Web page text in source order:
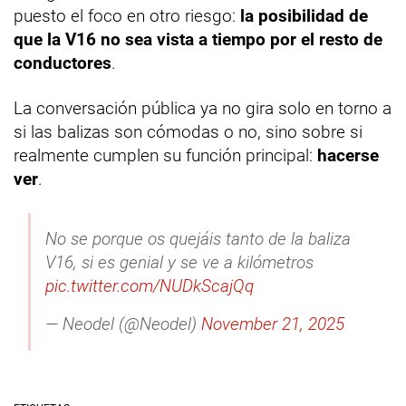
puesto el foco en otro riesgo: la posibilidad de
que la V16 no sea vista a tiempo por el resto de
conductores.
La conversación pública ya no gira solo en torno a
si las balizas son cómodas o no, sino sobre si
realmente cumplen su función principal: hacerse
ver.
No se porque os quejáis tanto de la baliza
V16, si es genial y se ve a kilómetros
pic.twitter.com/NUDkScajQq
— Neodel (@Neodel) November 21, 2025